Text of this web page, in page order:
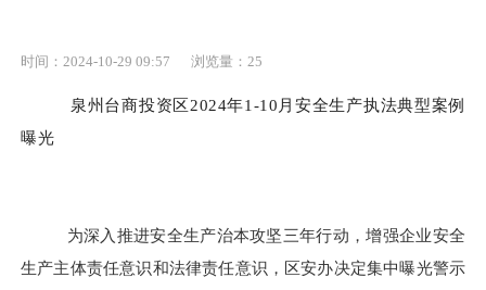
时间：2024-10-29 09:57 浏览量： 25
泉州台商投资区2024年1-10月安全生产执法典型案例
曝光
为深入推进安全生产治本攻坚三年行动，增强企业安全
生产主体责任意识和法律责任意识， 区安办决定集中曝光警示